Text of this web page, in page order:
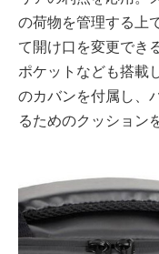
の荷物を管理する上
て開け口を変更でき
ポケットなども搭載
のカバンを付属し、
るためのクッション